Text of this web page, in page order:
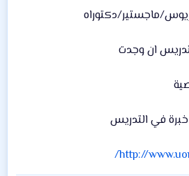
http://